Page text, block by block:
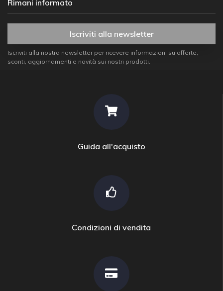
Rimani informato
Iscriviti alla newsletter
Iscriviti alla nostra newsletter per ricevere informazioni su offerte,
sconti, aggiornamenti e novità sui nostri prodotti.
Guida all'acquisto
Condizioni di vendita